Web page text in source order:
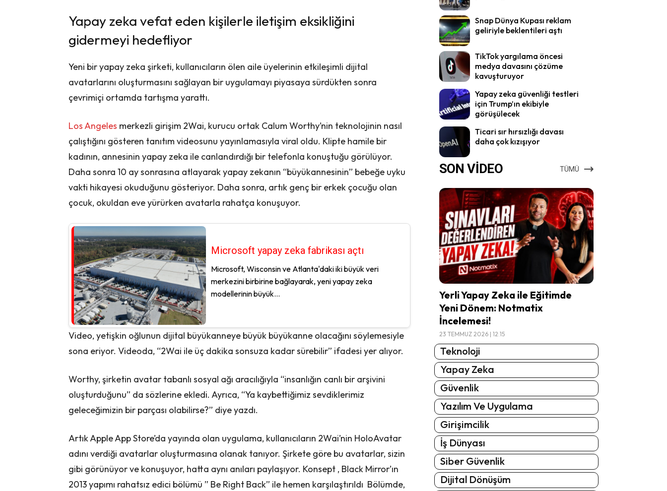
Yapay zeka vefat eden kişilerle iletişim eksikliğini
gidermeyi hedefliyor
Yeni bir yapay zeka şirketi, kullanıcıların ölen aile üyelerinin etkileşimli dijital
avatarlarını oluşturmasını sağlayan bir uygulamayı piyasaya sürdükten sonra
çevrimiçi ortamda tartışma yarattı.
Los Angeles merkezli girişim 2Wai, kurucu ortak Calum Worthy’nin teknolojinin nasıl
çalıştığını gösteren tanıtım videosunu yayınlamasıyla viral oldu. Klipte hamile bir
kadının, annesinin yapay zeka ile canlandırdığı bir telefonla konuştuğu görülüyor.
Daha sonra 10 ay sonrasına atlayarak yapay zekanın “büyükannesinin” bebeğe uyku
vakti hikayesi okuduğunu gösteriyor. Daha sonra, artık genç bir erkek çocuğu olan
çocuk, okuldan eve yürürken avatarla rahatça konuşuyor.
Microsoft yapay zeka fabrikası açtı
Microsoft, Wisconsin ve Atlanta'daki iki büyük veri
merkezini birbirine bağlayarak, yeni yapay zeka
modellerinin büyük...
Video, yetişkin oğlunun dijital büyükanneye büyük büyükanne olacağını söylemesiyle
sona eriyor. Videoda, “2Wai ile üç dakika sonsuza kadar sürebilir” ifadesi yer alıyor.
Worthy, şirketin avatar tabanlı sosyal ağı aracılığıyla “insanlığın canlı bir arşivini
oluşturduğunu” da sözlerine ekledi. Ayrıca, “Ya kaybettiğimiz sevdiklerimiz
geleceğimizin bir parçası olabilirse?” diye yazdı.
Artık Apple App Store’da yayında olan uygulama, kullanıcıların 2Wai’nin HoloAvatar
adını verdiği avatarlar oluşturmasına olanak tanıyor. Şirkete göre bu avatarlar, sizin
gibi görünüyor ve konuşuyor, hatta aynı anıları paylaşıyor. Konsept , Black Mirror’ın
2013 yapımı rahatsız edici bölümü ” Be Right Back” ile hemen karşılaştırıldı Bölümde,
Snap Dünya Kupası reklam
geliriyle beklentileri aştı
TikTok yargılama öncesi
medya davasını çözüme
kavuşturuyor
Yapay zeka güvenliği testleri
için Trump’ın ekibiyle
görüşülecek
Ticari sır hırsızlığı davası
daha çok kızışıyor
SON VİDEO TÜMÜ
Yerli Yapay Zeka ile Eğitimde
Yeni Dönem: Notmatix
İncelemesi!
23 TEMMUZ 2026 | 12:15
Teknoloji
Yapay Zeka
Güvenlik
Yazılım Ve Uygulama
Girişimcilik
İş Dünyası
Siber Güvenlik
Dijital Dönüşüm